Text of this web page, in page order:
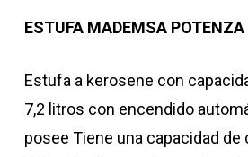
ESTUFA MADEMSA POTENZA
Estufa a kerosene con
7,2 litros con encendido
posee Tiene una capacidad